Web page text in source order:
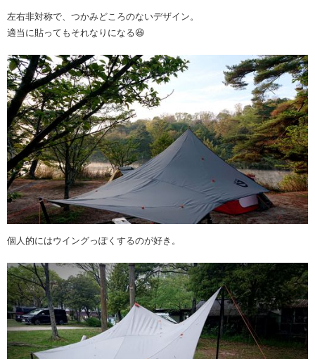
左右非対称で、つかみどころのないデザイン。
適当に貼ってもそれなりになる😆
個人的にはウイングっぽくするのが好き。